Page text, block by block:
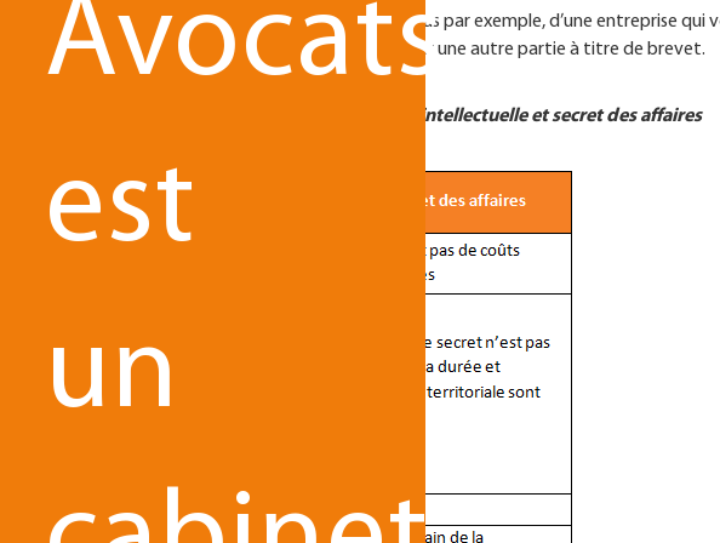
produit : elles peuvent être concomitantes. C’est le cas par exemple, d’une entreprise qui
éléments techniques de son produit et en protéger une autre partie à titre de brevet.
principales différences entre droit de la propriété intellectuelle et secret des affaires
Avocats
est
un